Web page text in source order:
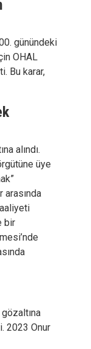
günündeki
OHAL
Bu karar,
alındı.
üye
arasında
bir
2023 Onur